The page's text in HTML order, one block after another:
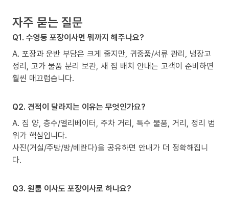
자주 묻는 질문
Q1. 수영동 포장이사면 뭐까지 해주나요?
A. 포장과 운반 부담은 크게 줄지만, 귀중품/서류 관리, 냉장고
정리, 고가 물품 분리 보관, 새 집 배치 안내는 고객이 준비하면
훨씬 매끄럽습니다.
Q2. 견적이 달라지는 이유는 무엇인가요?
A. 짐 양, 층수/엘리베이터, 주차 거리, 특수 물품, 거리, 정리 범
위가 핵심입니다.
사진(거실/주방/방/베란다)을 공유하면 안내가 더 정확해집니
다.
Q3. 원룸 이사도 포장이사로 하나요?